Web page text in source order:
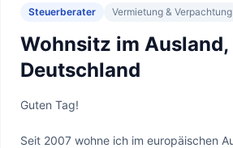
Steuerberater Vermietung & Verpachtung
Wohnsitz im
Deutschland
Guten Tag!
Seit 2007 wohne ich im europäischen